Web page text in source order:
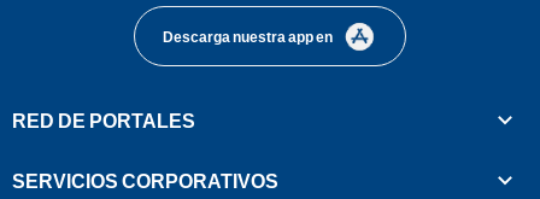
Descarga nuestra app en
RED DE PORTALES
SERVICIOS CORPORATIVOS